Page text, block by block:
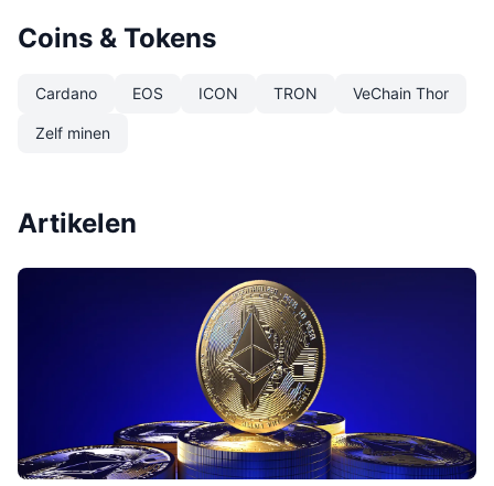
Coins & Tokens
Cardano EOS ICON TRON VeChain Thor
Zelf minen
Artikelen